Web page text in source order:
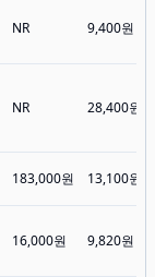
NR 9,400원
NR 28,400원
183,000원 13,100원
16,000원 9,820원